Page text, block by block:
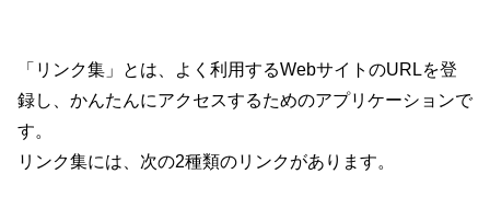
「リンク集」とは、よく利用するWebサイトのURLを登
録し、かんたんにアクセスするためのアプリケーションで
す。
リンク集には、次の2種類のリンクがあります。